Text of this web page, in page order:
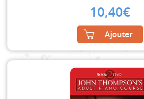
10,40€
Ajouter